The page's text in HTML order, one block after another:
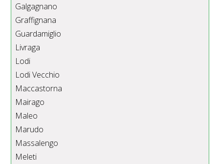
Galgagnano
Graffignana
Guardamiglio
Livraga
Lodi
Lodi Vecchio
Maccastorna
Mairago
Maleo
Marudo
Massalengo
Meleti